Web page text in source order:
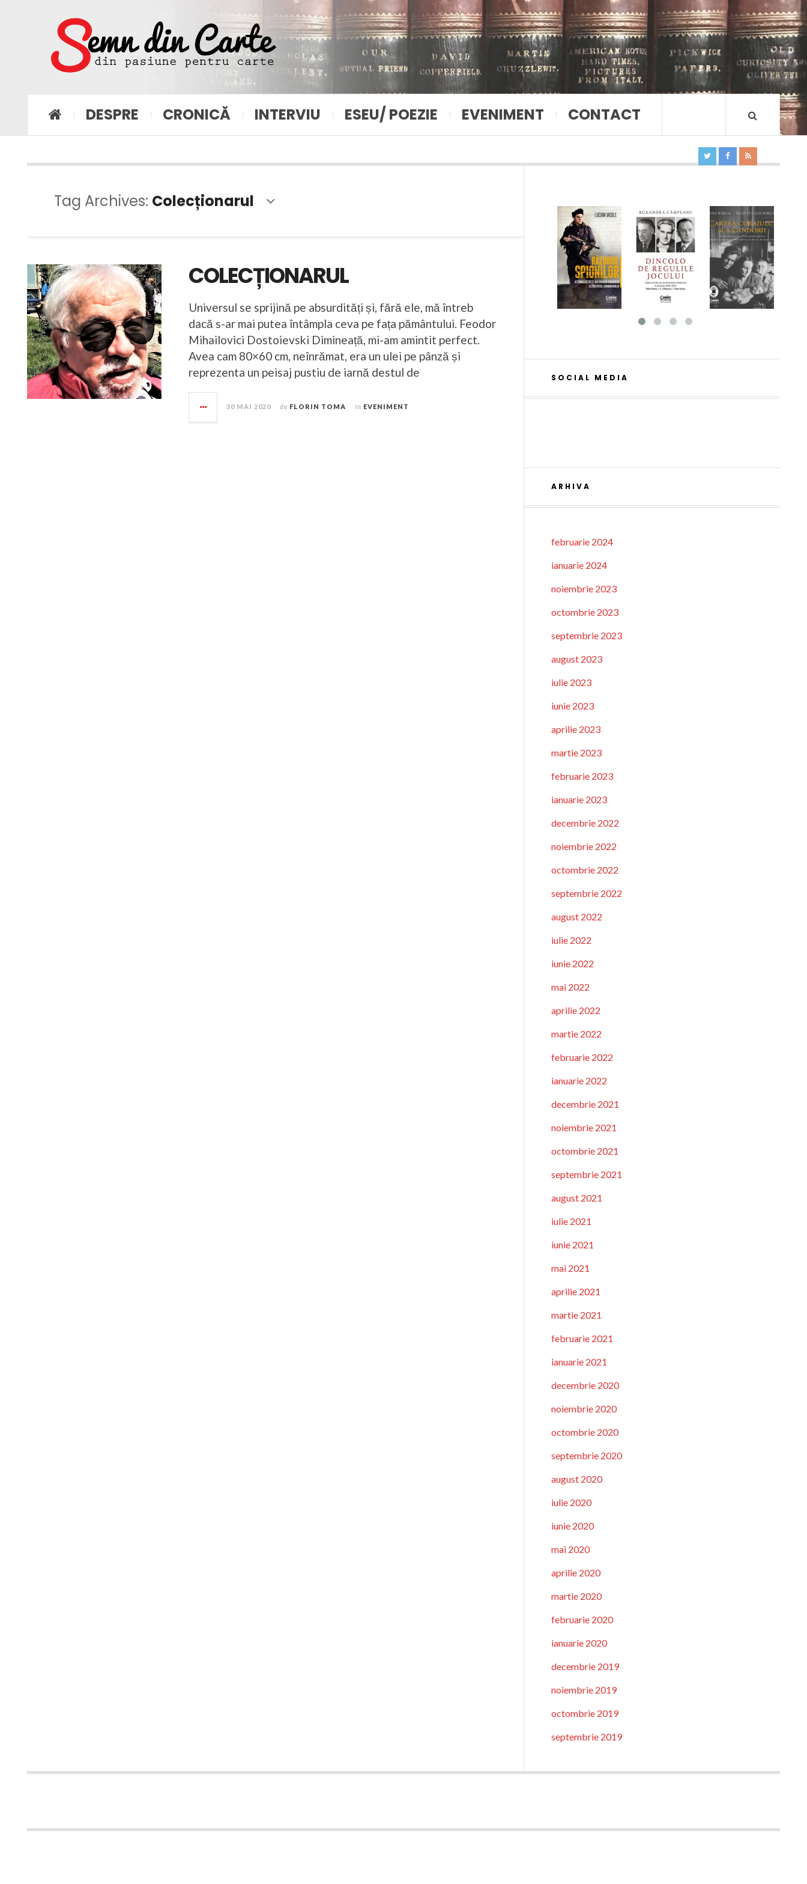
DESPRE CRONICĂ INTERVIU ESEU/ POEZIE EVENIMENT CONTACT
Tag Archives: Colecționarul
COLECȚIONARUL
Universul se sprijină pe absurdități și, fără ele, mă întreb
dacă s-ar mai putea întâmpla ceva pe fața pământului. Feodor
Mihailovici Dostoievski Dimineață, mi-am amintit perfect.
Avea cam 80×60 cm, neînrămat, era un ulei pe pânză și
reprezenta un peisaj pustiu de iarnă destul de
30 MAI 2020 de FLORIN TOMA în EVENIMENT
SOCIAL MEDIA
ARHIVA
februarie 2024
ianuarie 2024
noiembrie 2023
octombrie 2023
septembrie 2023
august 2023
iulie 2023
iunie 2023
aprilie 2023
martie 2023
februarie 2023
ianuarie 2023
decembrie 2022
noiembrie 2022
octombrie 2022
septembrie 2022
august 2022
iulie 2022
iunie 2022
mai 2022
aprilie 2022
martie 2022
februarie 2022
ianuarie 2022
decembrie 2021
noiembrie 2021
octombrie 2021
septembrie 2021
august 2021
iulie 2021
iunie 2021
mai 2021
aprilie 2021
martie 2021
februarie 2021
ianuarie 2021
decembrie 2020
noiembrie 2020
octombrie 2020
septembrie 2020
august 2020
iulie 2020
iunie 2020
mai 2020
aprilie 2020
martie 2020
februarie 2020
ianuarie 2020
decembrie 2019
noiembrie 2019
octombrie 2019
septembrie 2019